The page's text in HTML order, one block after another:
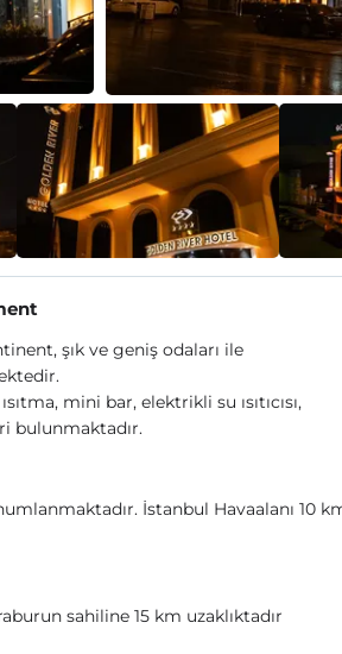
şık ve geniş odaları ile
mini bar, elektrikli su ısıtıcısı,
bulunmaktadır.
İstanbul Havaalanı 10
sahiline 15 km uzaklıktadır